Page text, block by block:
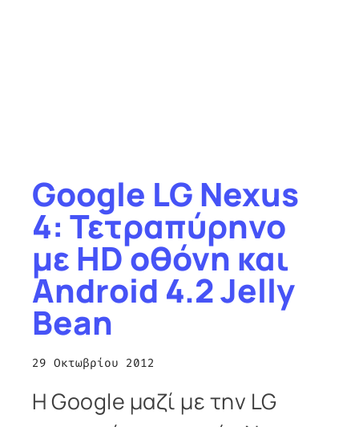
Google LG Nexus
4: Τετραπύρηνο
με HD οθόνη και
Android 4.2 Jelly
Bean
29 Οκτωβρίου 2012
Η Google μαζί με την LG